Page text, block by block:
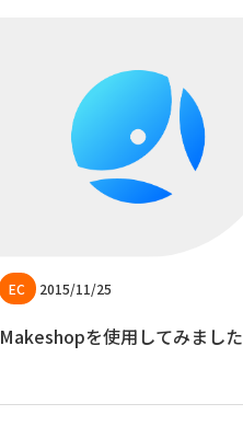
2015/11/25
Makeshopを使用してみました